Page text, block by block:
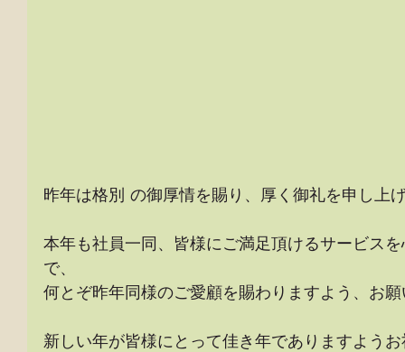
昨年は格別 の御厚情を賜り、厚く御礼を申し上
本年も社員一同、皆様にご満足頂けるサービス
で、
何とぞ昨年同様のご愛顧を賜わりますよう、お
新しい年が皆様にとって佳き年でありますよう